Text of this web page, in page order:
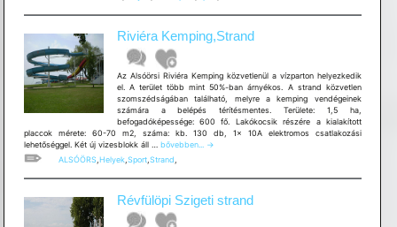
Riviéra Kemping,Strand
Az Alsóörsi Riviéra Kemping közvetlenül a vízparton helyezkedik
el. A terület több mint 50%-ban árnyékos. A strand közvetlen
szomszédságában található, melyre a kemping vendégeinek
számára a belépés térítésmentes. Területe: 1,5 ha,
befogadóképessége: 600 fő. Lakókocsik részére a kialakított
placcok mérete: 60-70 m2, száma: kb. 130 db, 1x 10A elektromos csatlakozási
lehetőséggel. Két új vizesblokk áll … Riviéra
Kemping,Strand
bővebben...
→
ALSÓÖRS, Helyek, Sport, Strand
Révfülöpi Szigeti strand